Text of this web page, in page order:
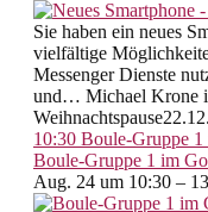
Sie haben ein neues
vielfältige
Messenger Dienste
und… Michael Krone
10:30 Boule-Gruppe
Boule-Gruppe 1 im
Aug. 24 um 10:30 –